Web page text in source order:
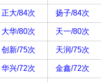
正大/84次 扬子/84次
大华/80次 天一/80次
创新/75次 天润/75次
华兴/72次 金鑫/72次